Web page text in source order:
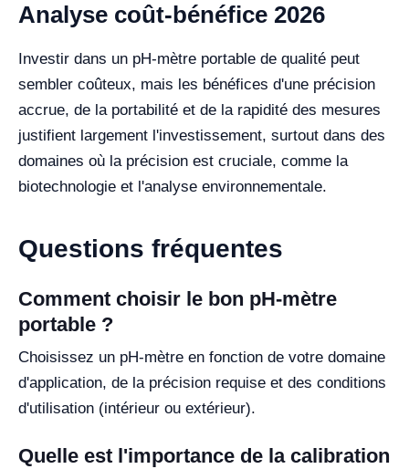
Analyse coût-bénéfice 2026
Investir dans un pH-mètre portable de qualité peut
sembler coûteux, mais les bénéfices d'une précision
accrue, de la portabilité et de la rapidité des mesures
justifient largement l'investissement, surtout dans des
domaines où la précision est cruciale, comme la
biotechnologie et l'analyse environnementale.
Questions fréquentes
Comment choisir le bon pH-mètre
portable ?
Choisissez un pH-mètre en fonction de votre domaine
d'application, de la précision requise et des conditions
d'utilisation (intérieur ou extérieur).
Quelle est l'importance de la calibration